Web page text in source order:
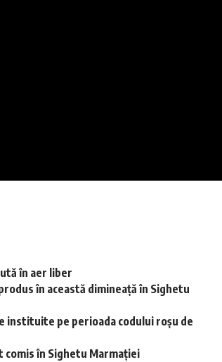
în aer liber
în această dimineață în Sighetu
pe perioada codului roșu de
în Sighetu Marmației